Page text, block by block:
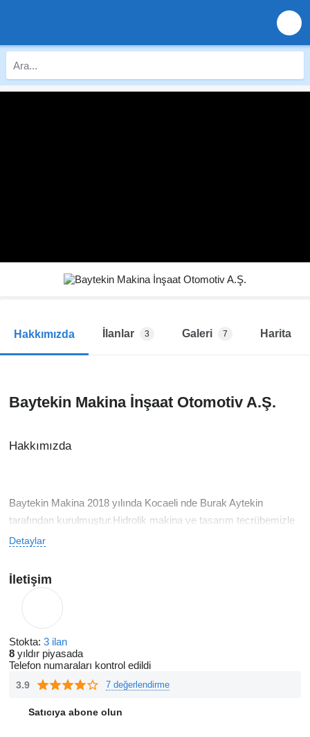
Hakkımızda İlanlar 3 Galeri 7 Harita
Baytekin Makina İnşaat Otomotiv A.Ş.
Hakkımızda
Baytekin Makina 2018 yılında Kocaeli nde Burak Aytekin
tarafından kurulmuştur.Hidrolik makina ve tasarım tecrübemizle
ahşap presleri tasarımlarımızı kendi bünyesinde lisanslı tasarım
imalat aşamasında kaliteli ürünleri müşterimize sunarız.Müşteri
memnuniyeti her şeyden önde gelen bir düşünce ile bu yola
çıktık.
Misyonumuz
Ahşap lamine pres leri üzerinde teknolojik fonksiyonel dayanıklı
kez in alabileceği makina lar üretmekteyiz.
Detaylar
İletişim
Stokta: 3 ilan
8 yıldır piyasada
Telefon numaraları kontrol edildi
3.9 7 değerlendirme
Satıcıya abone olun